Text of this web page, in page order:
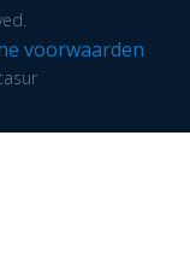
voorwaarden